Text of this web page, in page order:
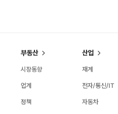
부동산
시장동향
업계
정책
산업
재계
전자/통신/IT
자동차